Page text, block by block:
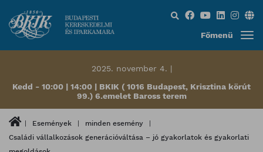
Keresés...
Főmenü
2025. november 4. |
Kedd - 10:00 | 14:00 | BKIK ( 1016 Budapest, Krisztina körút
99.) 6.emelet Baross terem
Események
minden esemény
Családi vállalkozások generációváltása – jó gyakorlatok és gyakorlati